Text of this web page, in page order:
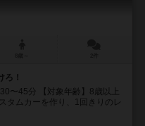
ろ！
〜45分 【対象年齢】8歳以上
タムカーを作り、1回きりのレ